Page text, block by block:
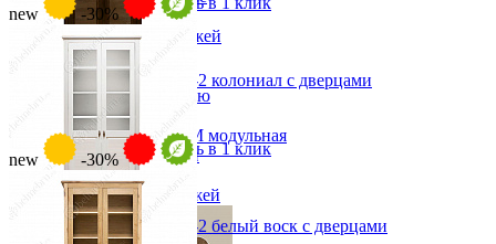
Газетница
Зеркала для прихожей
Ключницы
Консоли
Наборы в прихожую
Обувницы
Прихожая Вилия-М модульная
Скамьи и банкетки
Тумбы и комоды
Шкафы для прихожей
Стеллаж для книг Рауна-2 колониал с дверцами
от 59 130 ₽
В корзину
Быстро купить в 1 клик
new -30%
Стеллаж для книг Рауна-2 белый воск с дверцами
new -30%